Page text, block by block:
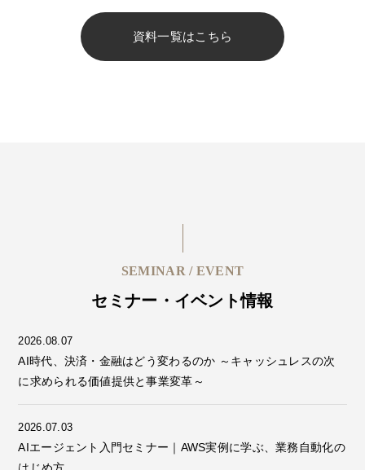
資料一覧はこちら
SEMINAR / EVENT
セミナー・イベント情報
2026.08.07
AI時代、決済・金融はどう変わるのか ～キャッシュレスの次
に求められる価値提供と事業変革～
2026.07.03
AIエージェント入門セミナー｜AWS実例に学ぶ、業務自動化の
はじめ方